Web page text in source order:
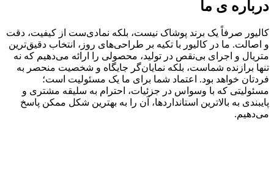
درباره ی ما
کالیور صرفاً یک برند پوشاک نیست، بلکه نمادی‌ست از کیفیت، دقت
و اصالت. ما در کالیور با تکیه بر طراحی‌های روز، انتخاب دقیق‌ترین
متریال و اجرای بی‌نقص در تولید، محصولی را ارائه می‌دهیم که نه‌
تنها برازنده شماست، بلکه نمایان‌گر جایگاه و شخصیت منحصر به‌
فردتان خواهد بود. اعتماد شما برای ما یک مسئولیت است؛
مسئولیتی که با وسواس در جزئیات، احترام به سلیقه مشتری و
پایبندی به بالاترین استانداردها، آن را به بهترین شکل ممکن پاسخ
می‌دهیم.